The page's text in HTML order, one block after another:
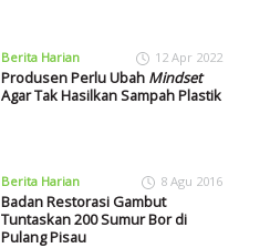
Berita Harian 12 Apr 2022
Produsen Perlu Ubah Mindset
Agar Tak Hasilkan Sampah Plastik
Berita Harian 8 Agu 2016
Badan Restorasi Gambut
Tuntaskan 200 Sumur Bor di
Pulang Pisau